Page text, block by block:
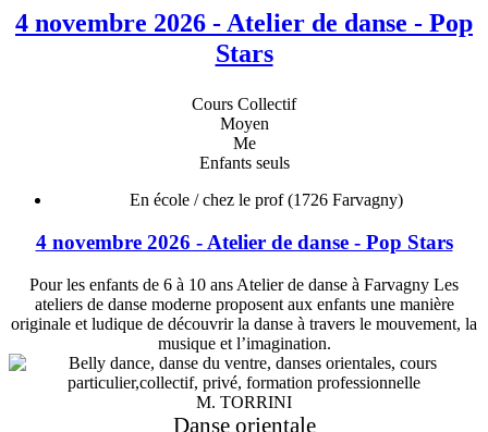
4 novembre 2026 - Atelier de danse - Pop
Stars
Cours Collectif
Moyen
Me
Enfants seuls
En école / chez le prof(1726 Farvagny)
4 novembre 2026 - Atelier de danse - Pop Stars
Pour les enfants de 6 à 10 ans Atelier de danse à Farvagny Les
ateliers de danse moderne proposent aux enfants une manière
originale et ludique de découvrir la danse à travers le mouvement, la
musique et l’imagination.
M. TORRINI
Danse orientale